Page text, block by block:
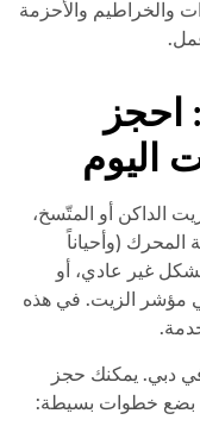
والخراطيم والأحزمة
احجز
اليوم
الداكن أو المتّسخ،
المحرك (وأحياناً
بشكل غير عادي، أو
مؤشر الزيت. في هذه
دبي. يمكنك حجز
بضع خطوات بسيطة: